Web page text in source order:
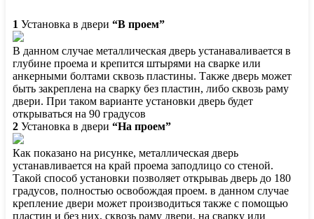
1 Установка в двери “В проем”
В данном случае металлическая дверь устанаваливается в
глубине проема и крепится штырями на сварке или
анкерными болтами сквозь пластины. Также дверь может
быть закреплена на сварку без пластин, либо сквозь раму
двери. При таком варианте установки дверь будет
открываться на 90 градусов
2 Установка в двери “На проем”
Как показано на рисунке, металлическая дверь
устанавливается на край проема заподлицо со стеной.
Такой способ установки позволяет открываь дверь до 180
градусов, полностью освобождая проем. в данном случае
крепление двери может производиться также с помощью
пластин и без них, сквозь раму двери, на сварку или